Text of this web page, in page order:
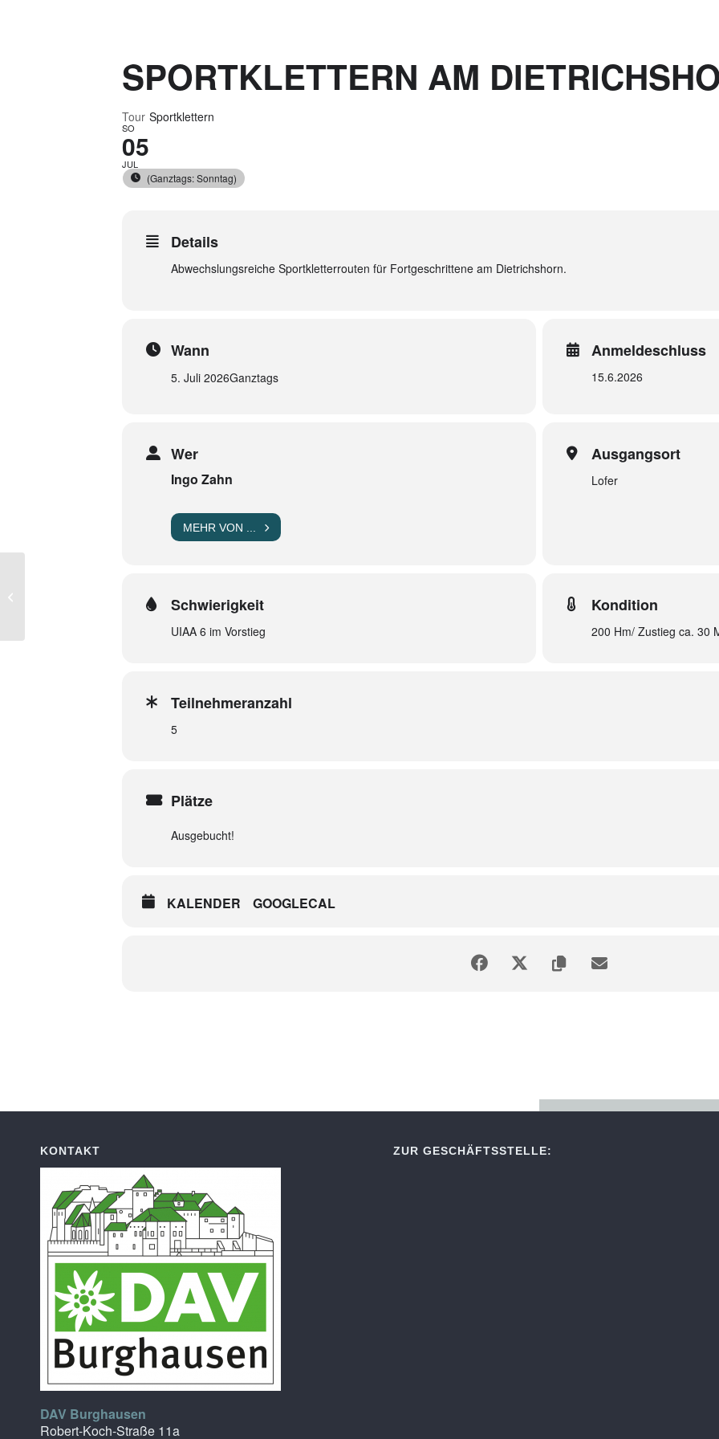
SPORTKLETTERN AM
Tour Sportklettern
SO
05
JUL
(Ganztags: Sonntag)
Details
Abwechslungsreiche Sportkletterrouten für Fortgeschrittene am Dietrichshorn.
Wann
5. Juli 2026Ganztags
Anmeldeschluss
15.6.2026
Wer
Ingo Zahn
MEHR VON ...
Ausgangsort
Lofer
Schwierigkeit
UIAA 6 im Vorstieg
Kondition
200 Hm/ Zustieg ca. 30
Teilnehmeranzahl
5
Plätze
Ausgebucht!
KALENDER GOOGLECAL
KONTAKT
DAV Burghausen
Robert-Koch-Straße 11a
ZUR GESCHÄFTSSTELLE: